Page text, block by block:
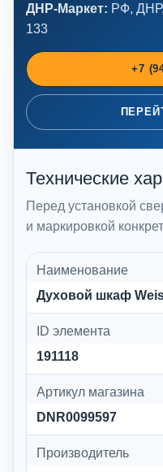
ДНР-Маркет: РФ,
133
+7
Технические
Перед установкой
и маркировкой
Наименование
Духовой шкаф
ID элемента
191118
Артикул магазина
DNR0099597
Производитель